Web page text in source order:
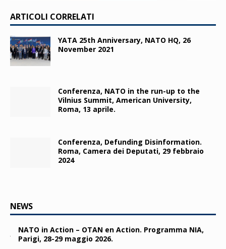
ARTICOLI CORRELATI
YATA 25th Anniversary, NATO HQ, 26
November 2021
Conferenza, NATO in the run-up to the
Vilnius Summit, American University,
Roma, 13 aprile.
Conferenza, Defunding Disinformation.
Roma, Camera dei Deputati, 29 febbraio
2024
NEWS
NATO in Action – OTAN en Action. Programma NIA,
Parigi, 28-29 maggio 2026.